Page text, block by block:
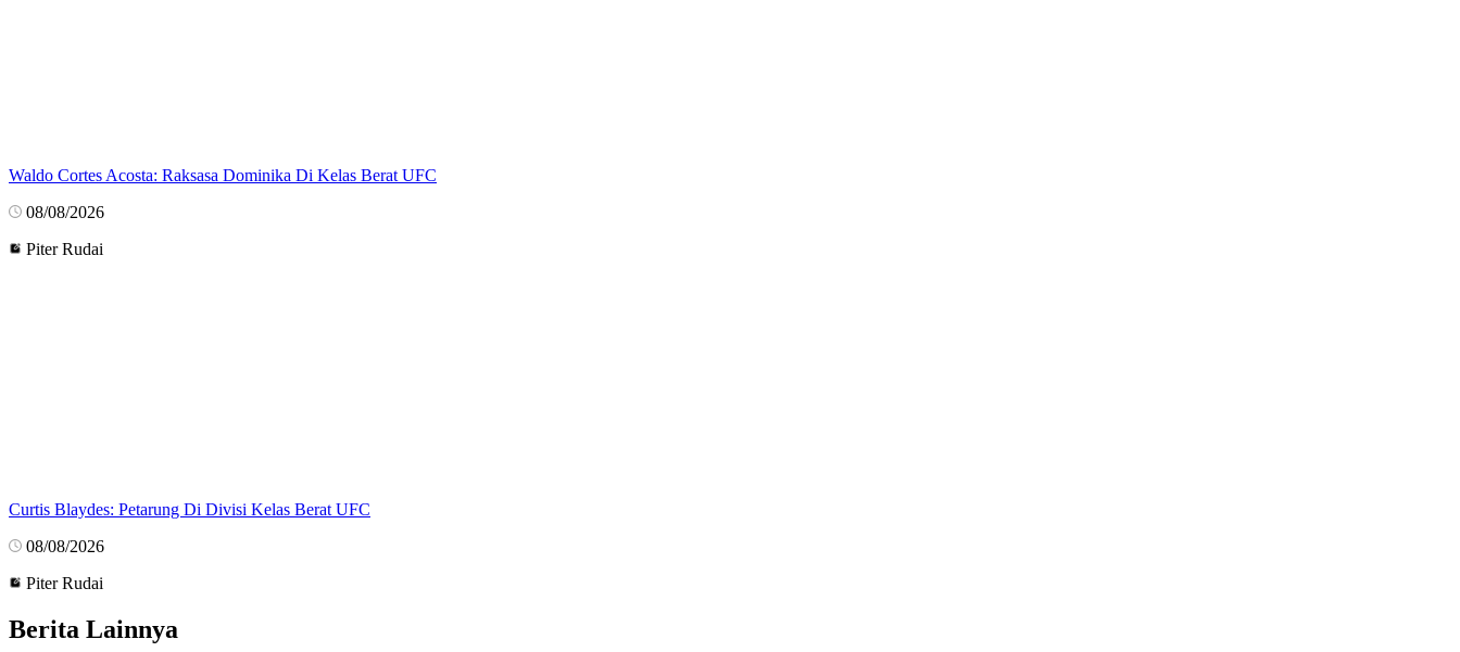
Waldo Cortes Acosta: Raksasa Dominika Di Kelas Berat UFC
08/08/2026
Piter Rudai
Curtis Blaydes: Petarung Di Divisi Kelas Berat UFC
08/08/2026
Piter Rudai
Berita Lainnya